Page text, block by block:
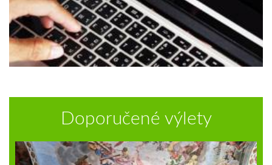
Doporučené výlety